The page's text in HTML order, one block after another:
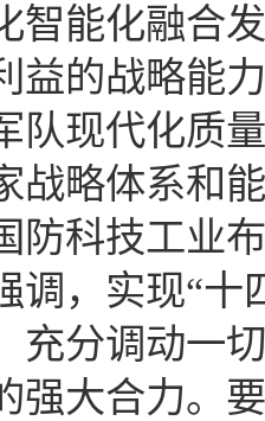
智能化融合
益的战略能
队现代化质
战略体系和
防科技工业
，实现“十四
充分调动一
强大合力。